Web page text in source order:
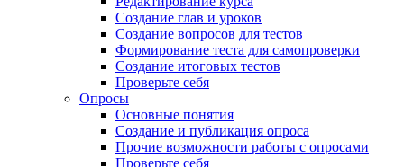
Создание глав и уроков
Создание вопросов для тестов
Формирование теста для самопроверки
Создание итоговых тестов
Проверьте себя
Опросы
Основные понятия
Создание и публикация опроса
Прочие возможности работы с опросами
Проверьте себя